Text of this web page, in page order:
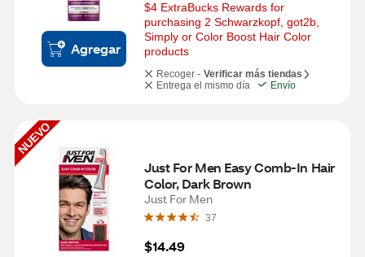
Agregar
$4 ExtraBucks Rewards for
purchasing 2 Schwarzkopf, got2b,
Simply or Color Boost Hair Color
products
Recoger - Verificar más tiendas
Entrega el mismo día
Envío
NUEVO
Just For Men Easy Comb-In Hair
Color, Dark Brown
Just For Men
37
$14.49